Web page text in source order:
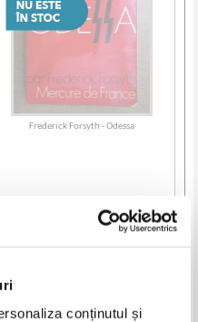
conținutul și
Frederick Forsyth - Odessa